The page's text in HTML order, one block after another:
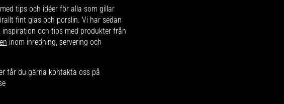
tips och idéer för alla som gillar
fint glas och porslin. Vi har sedan
inspiration och tips med produkter från
inom inredning, servering och
får du gärna kontakta oss på